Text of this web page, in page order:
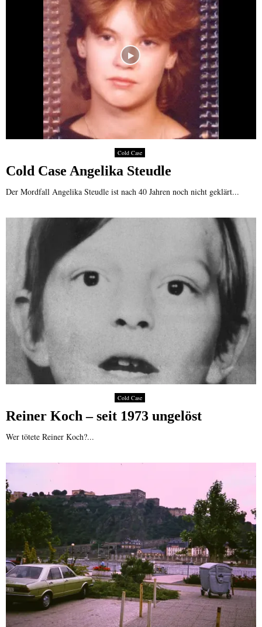
Cold Case
Cold Case Angelika Steudle
Der Mordfall Angelika Steudle ist nach 40 Jahren noch nicht geklärt...
Cold Case
Reiner Koch – seit 1973 ungelöst
Wer tötete Reiner Koch?...